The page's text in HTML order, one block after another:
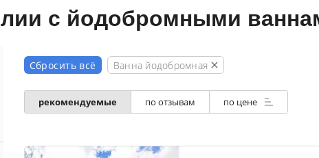
с йодобромными
Сбросить всё Ванна йодобромная
рекомендуемые по отзывам по цене